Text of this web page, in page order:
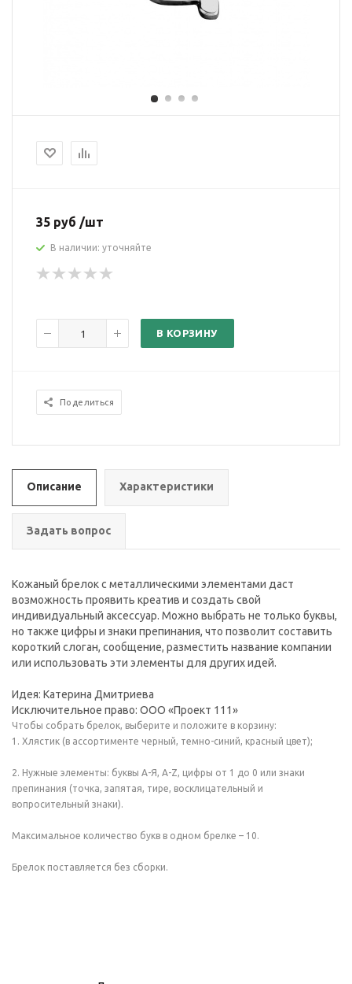
35 руб /шт
В наличии: уточняйте
В КОРЗИНУ
Поделиться
Описание Характеристики
Задать вопрос
Кожаный брелок с металлическими элементами даст
возможность проявить креатив и создать свой
индивидуальный аксессуар. Можно выбрать не только буквы,
но также цифры и знаки препинания, что позволит составить
короткий слоган, сообщение, разместить название компании
или использовать эти элементы для других идей.
Идея: Катерина Дмитриева
Исключительное право: ООО «Проект 111»
Чтобы собрать брелок, выберите и положите в корзину:
1. Хлястик (в ассортименте черный, темно-синий, красный цвет);
2. Нужные элементы: буквы А-Я, A-Z, цифры от 1 до 0 или знаки
препинания (точка, запятая, тире, восклицательный и
вопросительный знаки).
Максимальное количество букв в одном брелке – 10.
Брелок поставляется без сборки.